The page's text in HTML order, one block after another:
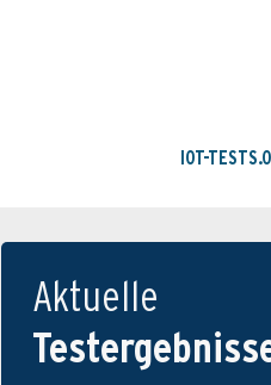
IOT-
Aktuelle